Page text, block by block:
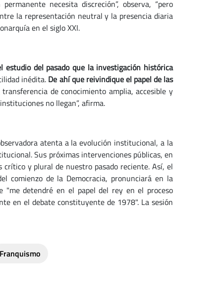
necesita discreción”, observa, “pero
la representación neutral y la presencia diaria
en el siglo XXI.
del pasado que la investigación histórica
inédita. De ahí que reivindique el papel de las
de conocimiento amplia, accesible y
no llegan”, afirma.
atenta a la evolución institucional, a la
Sus próximas intervenciones públicas, en
y plural de nuestro pasado reciente. Así, el
comienzo de la Democracia, pronunciará en la
"me detendré en el papel del rey en el proceso
en el debate constituyente de 1978". La sesión
Franquismo